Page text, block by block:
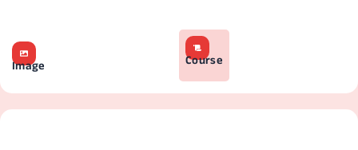
Image Course